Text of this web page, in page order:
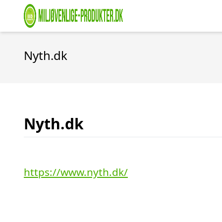
Nyth.dk
Nyth.dk
https://www.nyth.dk/